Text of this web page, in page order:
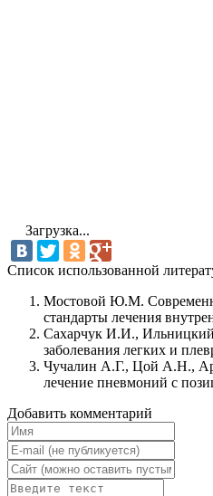
Загрузка...
Cписок использованной
Мостовой Ю.М.
стандарты лечения
Сахарчук И.И.,
заболевания легких и
Чучалин А.Г., Цой А.Н.,
лечение пневмоний с
Добавить комментарий